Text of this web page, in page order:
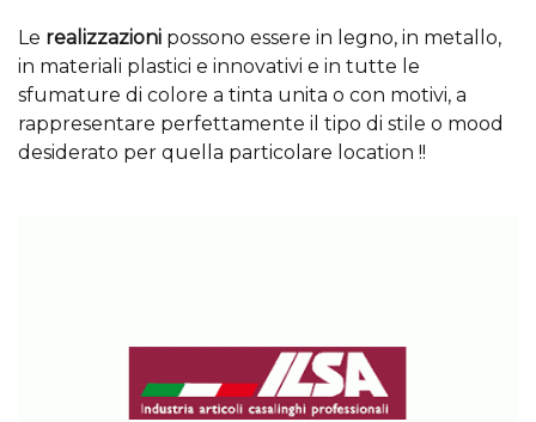
Le realizzazioni possono essere in legno, in metallo,
in materiali plastici e innovativi e in tutte le
sfumature di colore a tinta unita o con motivi, a
rappresentare perfettamente il tipo di stile o mood
desiderato per quella particolare location !!